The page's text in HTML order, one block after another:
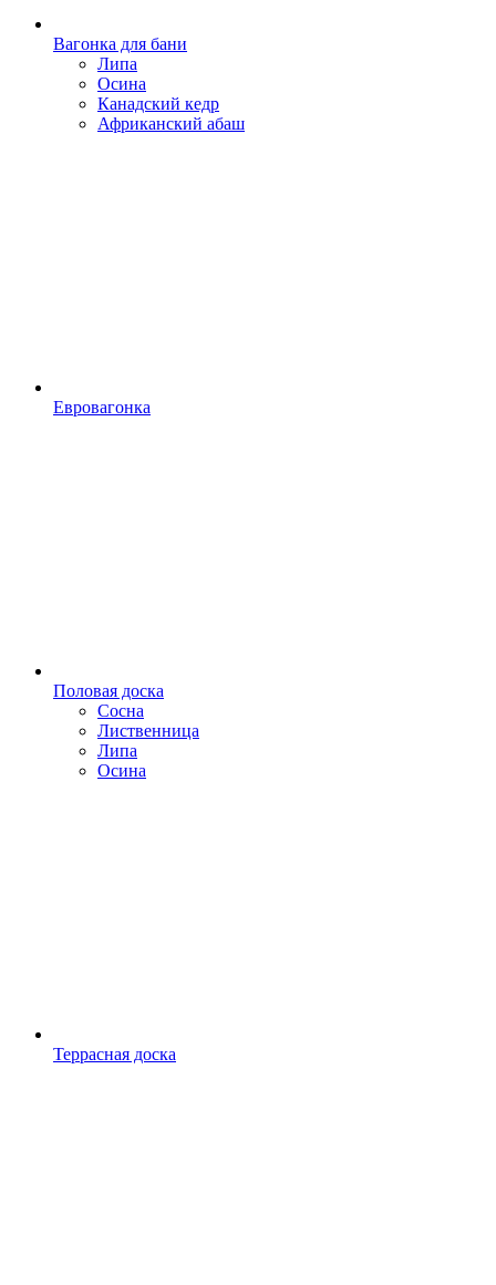
Вагонка для бани
Липа
Осина
Канадский кедр
Африканский абаш
Евровагонка
Половая доска
Сосна
Лиственница
Липа
Осина
Террасная доска